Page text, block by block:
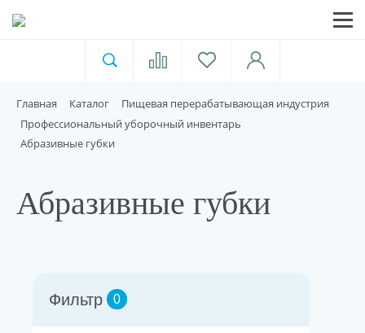
Для пищевой индустрии
Акции
Главная Каталог
Пищевая перерабатывающая индустрия
Профессиональный уборочный инвентарь
Абразивные губки
Абразивные губки
Фильтр 0